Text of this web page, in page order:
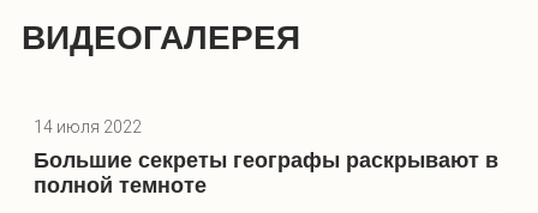
ВИДЕОГАЛЕРЕЯ
14 июля 2022
Большие секреты географы раскрывают в
полной темноте